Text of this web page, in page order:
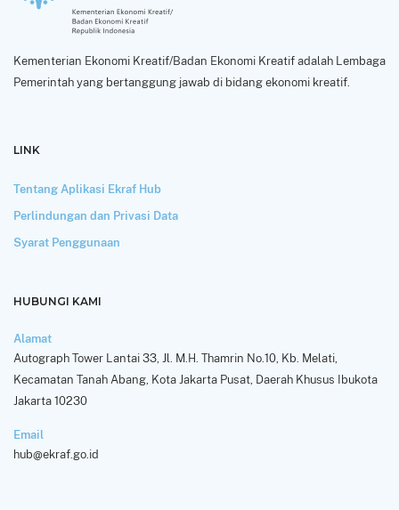
Kementerian Ekonomi Kreatif/Badan Ekonomi Kreatif adalah Lembaga
Pemerintah yang bertanggung jawab di bidang ekonomi kreatif.
LINK
Tentang Aplikasi Ekraf Hub
Perlindungan dan Privasi Data
Syarat Penggunaan
HUBUNGI KAMI
Alamat
Autograph Tower Lantai 33, Jl. M.H. Thamrin No.10, Kb. Melati,
Kecamatan Tanah Abang, Kota Jakarta Pusat, Daerah Khusus Ibukota
Jakarta 10230
Email
hub@ekraf.go.id